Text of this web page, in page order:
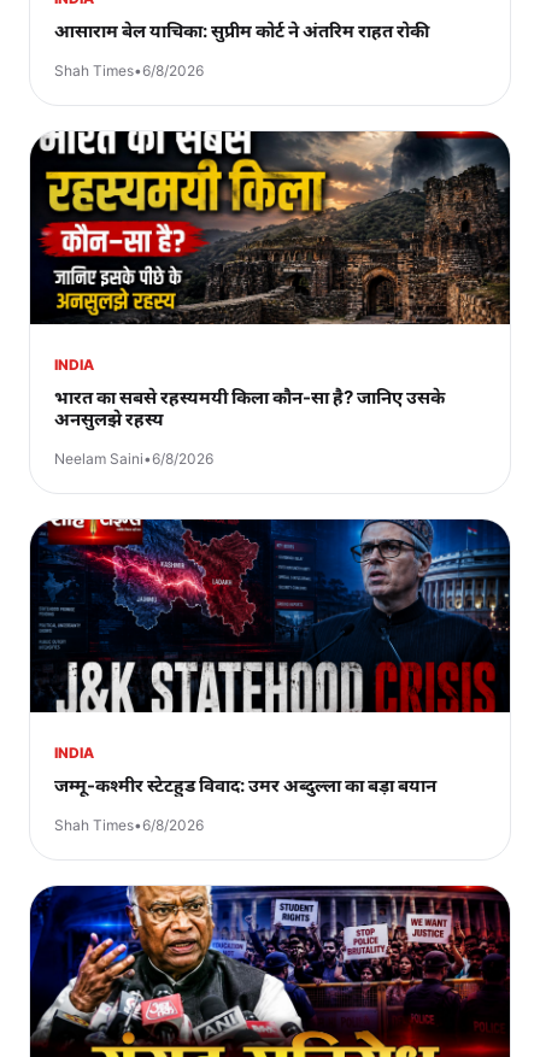
आसाराम बेल याचिका: सुप्रीम कोर्ट ने अंतरिम राहत रोकी
Shah Times•6/8/2026
INDIA
भारत का सबसे रहस्यमयी किला कौन-सा है? जानिए उसके
अनसुलझे रहस्य
Neelam Saini•6/8/2026
INDIA
जम्मू-कश्मीर स्टेटहुड विवाद: उमर अब्दुल्ला का बड़ा बयान
Shah Times•6/8/2026